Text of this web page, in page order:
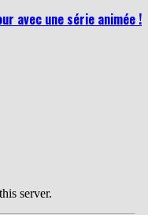
avec une série animée !